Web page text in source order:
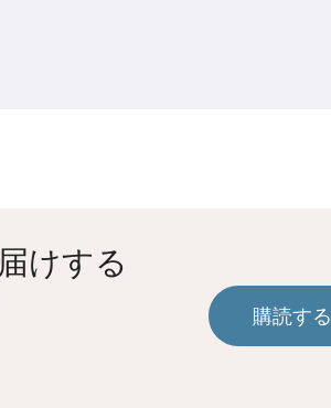
けする
購読する